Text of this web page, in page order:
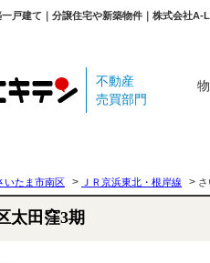
戸建て｜分譲住宅や新築物件｜株式会社A-
不動産
売買部門
いたま市南区 > ＪＲ京浜東北・根岸線 >
太田窪3期